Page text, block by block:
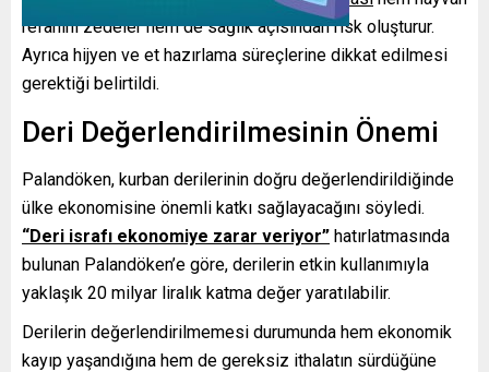
refahını zedeler hem de sağlık açısından risk oluşturur.
Ayrıca hijyen ve et hazırlama süreçlerine dikkat edilmesi
gerektiği belirtildi.
Deri Değerlendirilmesinin Önemi
Palandöken, kurban derilerinin doğru değerlendirildiğinde
ülke ekonomisine önemli katkı sağlayacağını söyledi.
“Deri israfı ekonomiye zarar veriyor” hatırlatmasında
bulunan Palandöken’e göre, derilerin etkin kullanımıyla
yaklaşık 20 milyar liralık katma değer yaratılabilir.
Derilerin değerlendirilmemesi durumunda hem ekonomik
kayıp yaşandığına hem de gereksiz ithalatın sürdüğüne